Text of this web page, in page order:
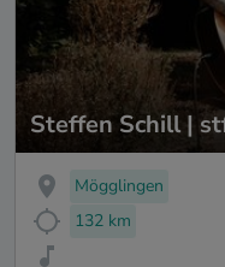
Steffen Schill |
Mögglingen
132 km